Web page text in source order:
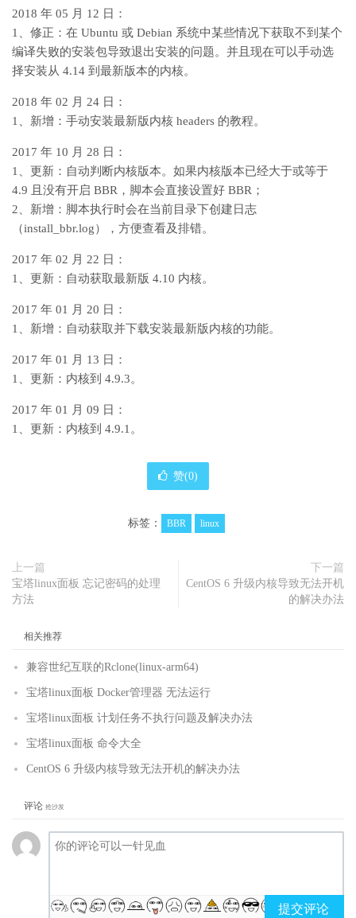
2018 年 05 月 12 日：
1、修正：在 Ubuntu 或 Debian 系统中某些情况下获取不到某个
编译失败的安装包导致退出安装的问题。并且现在可以手动选
择安装从 4.14 到最新版本的内核。
2018 年 02 月 24 日：
1、新增：手动安装最新版内核 headers 的教程。
2017 年 10 月 28 日：
1、更新：自动判断内核版本。如果内核版本已经大于或等于
4.9 且没有开启 BBR，脚本会直接设置好 BBR；
2、新增：脚本执行时会在当前目录下创建日志
（install_bbr.log），方便查看及排错。
2017 年 02 月 22 日：
1、更新：自动获取最新版 4.10 内核。
2017 年 01 月 20 日：
1、新增：自动获取并下载安装最新版内核的功能。
2017 年 01 月 13 日：
1、更新：内核到 4.9.3。
2017 年 01 月 09 日：
1、更新：内核到 4.9.1。
赞(0)
标签： BBR linux
上一篇
宝塔linux面板 忘记密码的处理
方法
下一篇
CentOS 6 升级内核导致无法开机
的解决办法
相关推荐
兼容世纪互联的Rclone(linux-arm64)
宝塔linux面板 Docker管理器 无法运行
宝塔linux面板 计划任务不执行问题及解决办法
宝塔linux面板 命令大全
CentOS 6 升级内核导致无法开机的解决办法
评论 抢沙发
提交评论